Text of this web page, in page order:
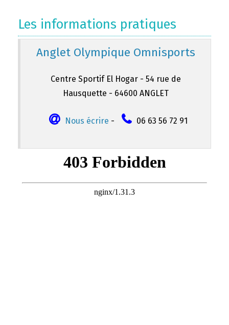
Les informations pratiques
Anglet Olympique Omnisports
Centre Sportif El Hogar - 54 rue de
Hausquette - 64600 ANGLET
Nous écrire - 06 63 56 72 91